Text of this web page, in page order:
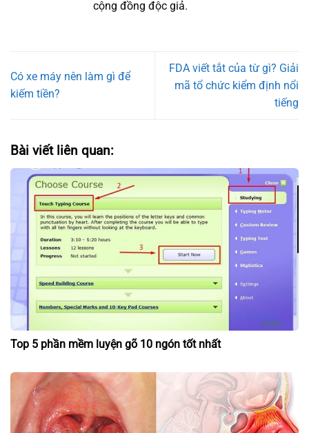
cộng đồng độc giả.
Có xe máy nên làm gì để
kiếm tiền?
FDA viết tắt của từ gì? Giải
mã tổ chức kiểm định nổi
tiếng
Bài viết liên quan:
Top 5 phần mềm luyện gõ 10 ngón tốt nhất